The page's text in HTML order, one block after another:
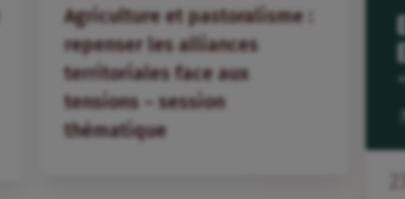
Agriculture et pastoralisme :
repenser les alliances
territoriales face aux
tensions – session
thématique